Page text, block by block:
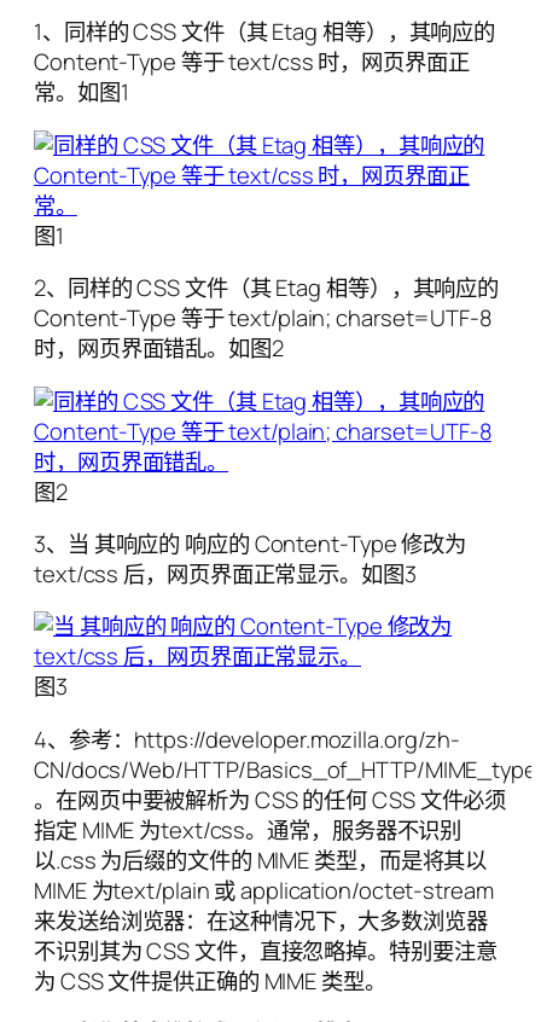
1、同样的 CSS 文件（其 Etag 相等），其响应的
Content-Type 等于 text/css 时，网页界面正
常。如图1
图1
2、同样的 CSS 文件（其 Etag 相等），其响应的
Content-Type 等于 text/plain; charset=UTF-8
时，网页界面错乱。如图2
图2
3、当 其响应的 响应的 Content-Type 修改为
text/css 后，网页界面正常显示。如图3
图3
4、参考：https://developer.mozilla.org/zh-
CN/docs/Web/HTTP/Basics_of_HTTP/
。在网页中要被解析为 CSS 的任何 CSS 文件必须
指定 MIME 为text/css。通常，服务器不识别
以.css 为后缀的文件的 MIME 类型，而是将其以
MIME 为text/plain 或 application/octet-stream
来发送给浏览器：在这种情况下，大多数浏览器
不识别其为 CSS 文件，直接忽略掉。特别要注意
为 CSS 文件提供正确的 MIME 类型。